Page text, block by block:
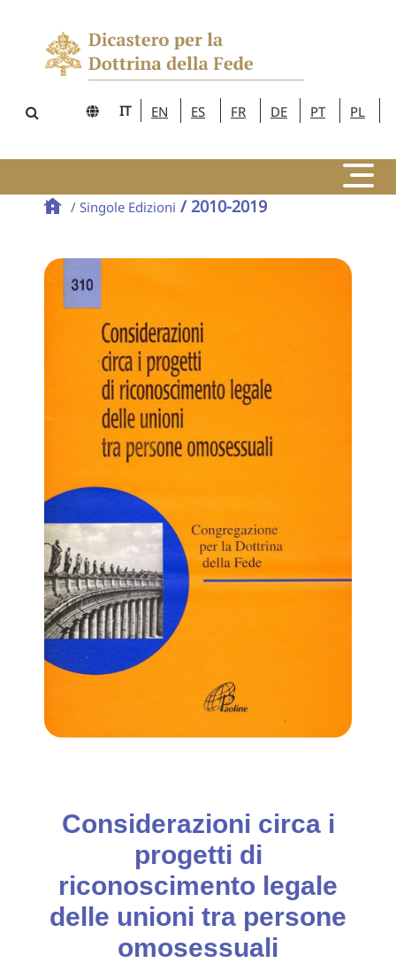
IT EN ES FR DE PT PL
/ Singole Edizioni / 2010-2019
Considerazioni circa i
progetti di
riconoscimento legale
delle unioni tra persone
omosessuali